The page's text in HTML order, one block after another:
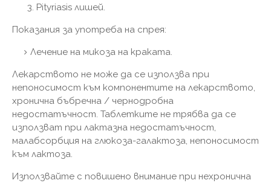
Pityriasis лишей.
Показания за употреба на спрея:
Лечение на микоза на краката.
Лекарството не може да се използва при
непоносимост към компонентите на лекарството,
хронична бъбречна / чернодробна
недостатъчност. Таблетките не трябва да се
използват при лактазна недостатъчност,
малабсорбция на глюкоза-галактоза, непоносимост
към лактоза.
Използвайте с повишено внимание при нехронична